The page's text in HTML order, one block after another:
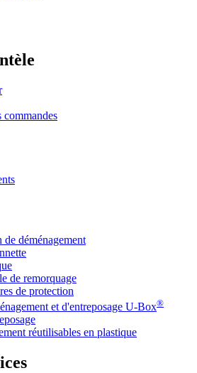
commandes
déménagement
de remorquage
de protection
et d'entreposage U-Box®
réutilisables en plastique